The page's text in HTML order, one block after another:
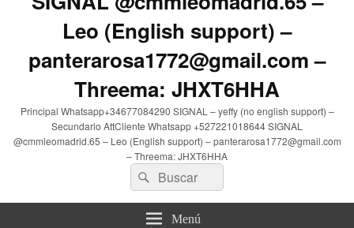
Leo (English support) –
panterarosa1772@gmail.com –
Threema: JHXT6HHA
Principal Whatsapp+34677084290 SIGNAL – yeffy (no english support) –
Secundario AttCliente Whatsapp +527221018644 SIGNAL
@cmmleomadrid.65 – Leo (English support) – panterarosa1772@gmail.com
– Threema: JHXT6HHA
Buscar
por:
Buscar
Menú